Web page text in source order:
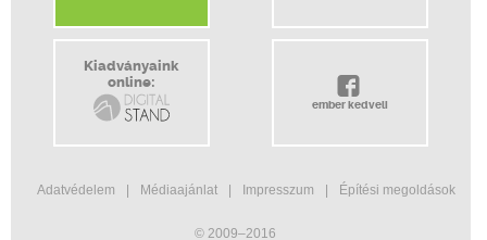
Kiadványaink
online:
ember kedveli
Adatvédelem Médiaajánlat Impresszum Építési megoldások
© 2009–2016